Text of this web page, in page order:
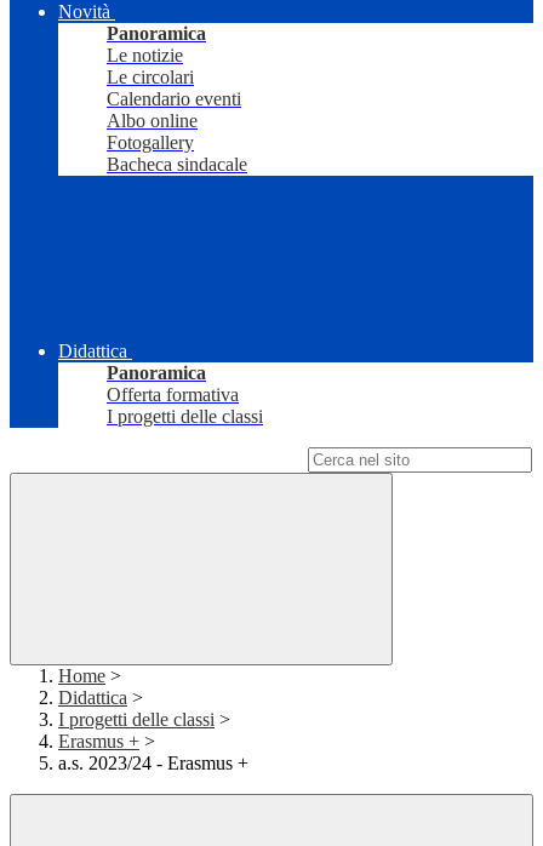
Novità
Panoramica
Le notizie
Le circolari
Calendario eventi
Albo online
Fotogallery
Bacheca sindacale
Didattica
Panoramica
Offerta formativa
I progetti delle classi
Home >
Didattica >
I progetti delle classi >
Erasmus + >
a.s. 2023/24 - Erasmus +